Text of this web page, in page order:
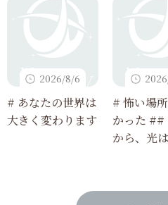
2026/8/6
# あなたの世界は
大きく変わります
# 怖い場
かった ## ― 最初
から、光